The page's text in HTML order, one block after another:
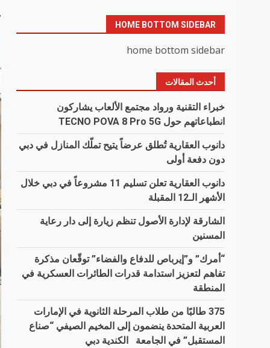
HOME BOTTOM SIDEBAR
home bottom sidebar
أحدث المقالات
خبراء التقنية ورواد مجتمع الألعاب يشاركون
انطباعاتهم حول TECNO POVA 8 Pro 5G
دانوب العقارية تُطلق عرضاً يتيح تملّك المنازل في دبي
دون دفعة أولى
دانوب العقارية تعلن تسليم 11 مشروعاً في دبي خلال
الأشهر الـ12 المقبلة
الشارقة لإدارة الأصول تنظم زيارة إلى دار رعاية
المسنين
“أمرك” و”إيرباص للدفاع والفضاء” توقّعان مذكرة
تفاهم لتعزيز استدامة قدرات الطائرات العسكرية في
المنطقة
375 طالبًا من طلاب المرحلة الثانوية في الإمارات
العربية المتحدة ينضمون إلى المخيم الصيفي “صناع
المستقبل” في الجامعة الكندية دبي